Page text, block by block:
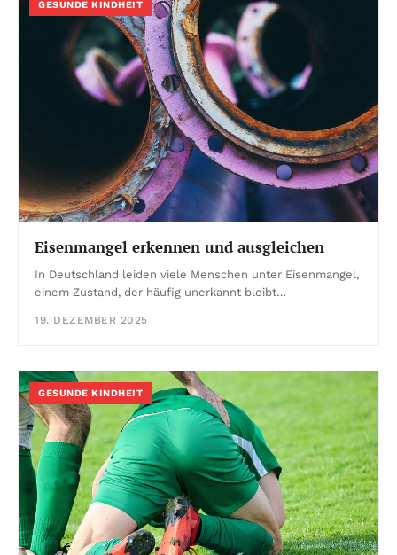
GESUNDE KINDHEIT
Eisenmangel erkennen und ausgleichen
In Deutschland leiden viele Menschen unter Eisenmangel,
einem Zustand, der häufig unerkannt bleibt…
19. DEZEMBER 2025
GESUNDE KINDHEIT